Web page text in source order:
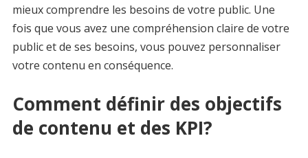
mieux comprendre les besoins de votre public. Une
fois que vous avez une compréhension claire de votre
public et de ses besoins, vous pouvez personnaliser
votre contenu en conséquence.
Comment définir des objectifs
de contenu et des KPI?